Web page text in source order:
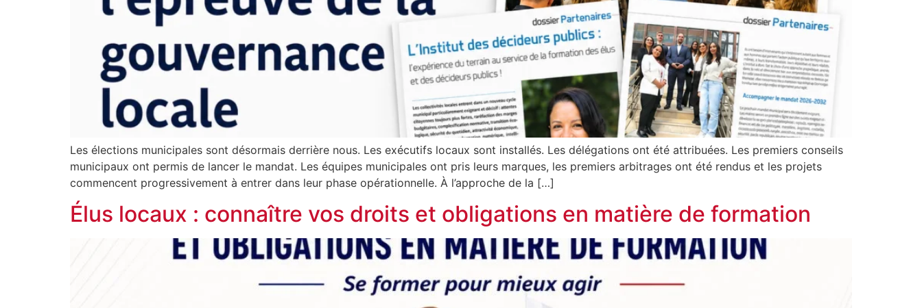
Les élections municipales sont désormais derrière nous. Les exécutifs locaux sont installés. Les délégations ont été attribuées. Les premiers conseils
municipaux ont permis de lancer le mandat. Les équipes municipales ont pris leurs marques, les premiers arbitrages ont été rendus et les projets
commencent progressivement à entrer dans leur phase opérationnelle. À l’approche de la […]
Élus locaux : connaître vos droits et obligations en matière de formation